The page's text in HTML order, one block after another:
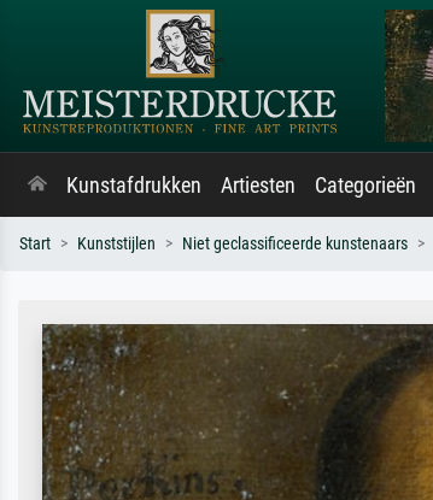
Kunstafdrukken Artiesten Categorieën
Start Kunststijlen Niet geclassificeerde kunstenaars